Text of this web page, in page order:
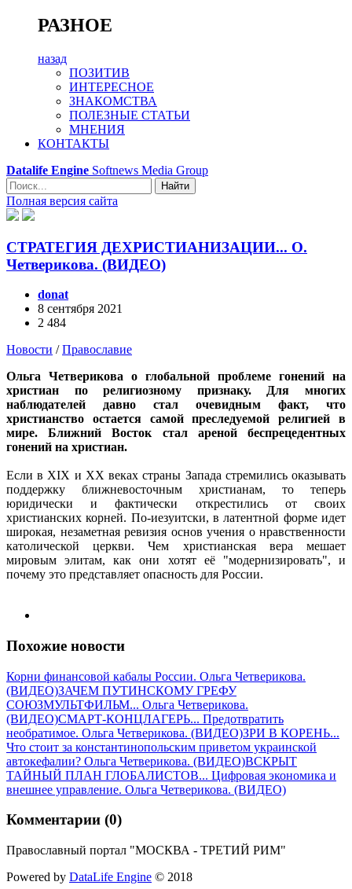
РАЗНОЕ
назад
ПОЗИТИВ
ИНТЕРЕСНОЕ
ЗНАКОМСТВА
ПОЛЕЗНЫЕ СТАТЬИ
МНЕНИЯ
КОНТАКТЫ
Datalife Engine Softnews Media Group
Найти
Полная версия сайта
СТРАТЕГИЯ ДЕХРИСТИАНИЗАЦИИ... О.
Четверикова. (ВИДЕО)
donat
8 сентября 2021
2 484
Новости /Православие
Ольга Четверикова о глобальной проблеме гонений на
христиан по религиозному признаку. Для многих
наблюдателей давно стал очевидным факт, что
христианство остается самой преследуемой религией в
мире. Ближний Восток стал ареной беспрецедентных
гонений на христиан.
Если в XIX и XX веках страны Запада стремились оказывать
поддержку ближневосточным христианам, то теперь
юридически и фактически открестились от своих
христианских корней. По-иезуитски, в латентной форме идет
широкая, незаметная ревизия основ учения о нравственности
католической церкви. Чем христианская вера мешает
мировым элитам, как они хотят её "модернизировать", и
почему это представляет опасность для России.
Похожие новости
Корни финансовой кабалы России. Ольга Четверикова.
(ВИДЕО)ЗАЧЕМ ПУТИНСКОМУ ГРЕФУ
СОЮЗМУЛЬТФИЛЬМ... Ольга Четверикова.
(ВИДЕО)СМАРТ-КОНЦЛАГЕРЬ... Предотвратить
необратимое. Ольга Четверикова. (ВИДЕО)ЗРИ В КОРЕНЬ...
Что стоит за константинопольским приветом укрaинской
автокефалии? Ольга Четверикова. (ВИДЕО)ВСКРЫТ
ТАЙНЫЙ ПЛАН ГЛОБАЛИСТОВ... Цифровая экономика и
внешнее управление. Ольга Четверикова. (ВИДЕО)
Комментарии (0)
Православный портал "МОСКВА - ТРЕТИЙ РИМ"
Powered by DataLife Engine © 2018